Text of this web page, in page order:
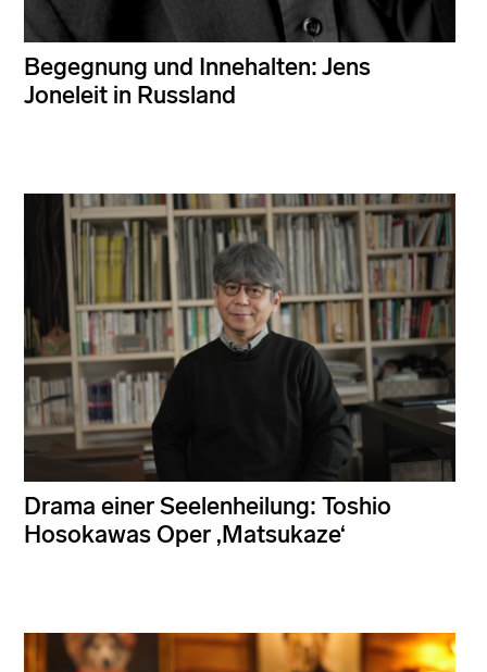
Begegnung und Innehalten: Jens
Joneleit in Russland
Drama einer Seelenheilung: Toshio
Hosokawas Oper ‚Matsukaze‘